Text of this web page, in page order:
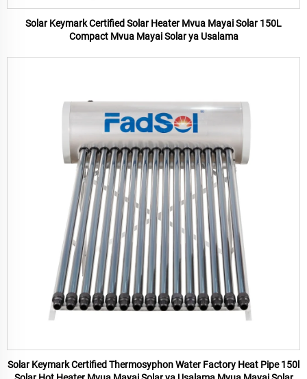
Solar Keymark Certified Solar Heater Mvua Mayai Solar 150L
Compact Mvua Mayai Solar ya Usalama
Solar Keymark Certified Thermosyphon Water Factory Heat Pipe 150l